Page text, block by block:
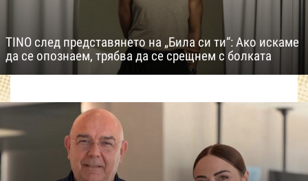
TINO след представянето на „Била си ти“: Ако искаме
да се опознаем, трябва да се срещнем с болката